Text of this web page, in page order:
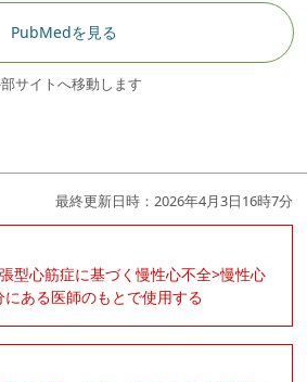
PubMedを見る
サイトへ移動します
最終更新日時：2026年4月3日16時7分
型心筋症に基づく慢性心不全>慢性心
ある医師のもとで使用する